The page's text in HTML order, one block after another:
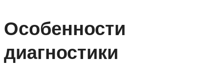
Особенности
диагностики